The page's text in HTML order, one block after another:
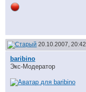
20.10.2007, 20:42
baribino
Экс-Модератор